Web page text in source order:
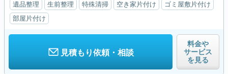
遺品整理 生前整理 特殊清掃 空き家片付け
ゴミ屋敷片付け
部屋片付け
見積もり依頼・相談
料金や
サービス
を見る